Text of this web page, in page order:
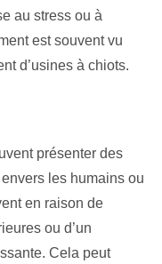
au stress ou à
est souvent vu
d’usines à chiots.
présenter des
les humains ou
en raison de
ou d’un
Cela peut